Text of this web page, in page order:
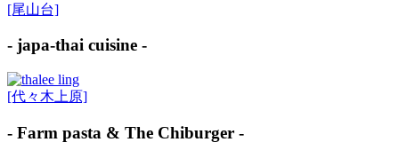
[尾山台]
- japa-thai cuisine -
[代々木上原]
- Farm pasta & The Chiburger -